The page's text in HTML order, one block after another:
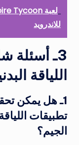
للاندرويد
3ـ أسئلة
اللياقة
1ـ هل يمكن
تطبيقات
الجيم؟